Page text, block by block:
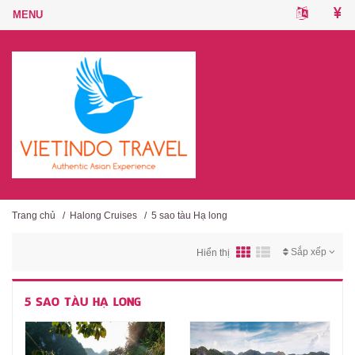
Trang chủ / Halong Cruises / 5 sao tàu Hạ long
Sắp xếp
Hiển thị
5 SAO TÀU HẠ LONG